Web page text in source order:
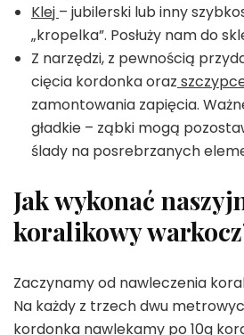
Klej – jubilerski lub inny
„kropelka”. Posłuży nam do
Z narzędzi, z pewnością
cięcia kordonka oraz
zamontowania zapięcia.
gładkie – ząbki mogą
ślady na posrebrzanych
Jak wykonać
koralikowy
Zaczynamy od nawleczenia
Na każdy z trzech dwu
kordonka nawlekamy po 10g